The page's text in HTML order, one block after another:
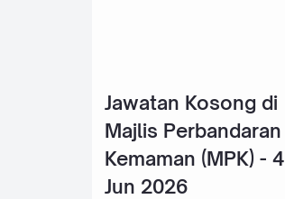
Jawatan Kosong di
Majlis Perbandaran
Kemaman (MPK) - 4
Jun 2026